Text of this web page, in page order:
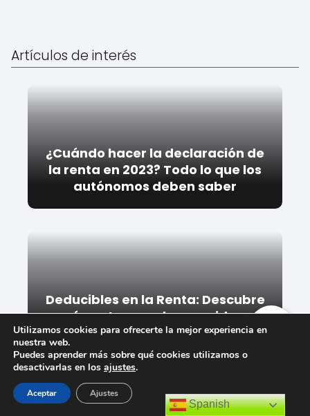
Artículos de interés
¿Cuándo hacer la declaración de
la renta en 2023? Todo lo que los
autónomos deben saber
Deducibles en la Renta: Descubre
qué gastos puedes considerar
para reducir tu carga fiscal
Spanish
Utilizamos cookies para ofrecerte la mejor experiencia en
nuestra web.
Puedes aprender más sobre qué cookies utilizamos o
desactivarlas en los ajustes.
Aceptar Ajustes